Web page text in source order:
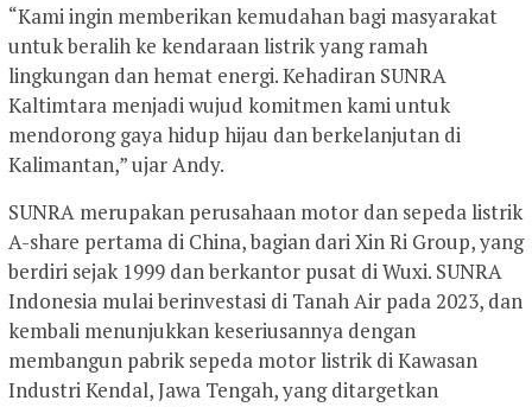
“Kami ingin memberikan kemudahan bagi masyarakat
untuk beralih ke kendaraan listrik yang ramah
lingkungan dan hemat energi. Kehadiran SUNRA
Kaltimtara menjadi wujud komitmen kami untuk
mendorong gaya hidup hijau dan berkelanjutan di
Kalimantan,” ujar Andy.
SUNRA merupakan perusahaan motor dan sepeda listrik
A-share pertama di China, bagian dari Xin Ri Group, yang
berdiri sejak 1999 dan berkantor pusat di Wuxi. SUNRA
Indonesia mulai berinvestasi di Tanah Air pada 2023, dan
kembali menunjukkan keseriusannya dengan
membangun pabrik sepeda motor listrik di Kawasan
Industri Kendal, Jawa Tengah, yang ditargetkan